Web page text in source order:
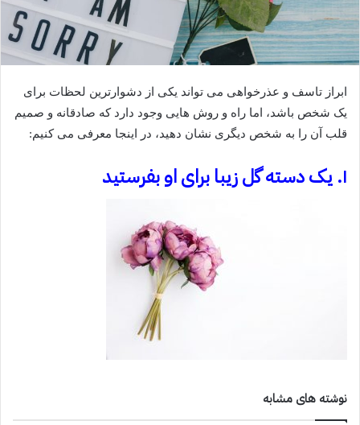
ابراز تاسف و عذرخواهی می تواند یکی از دشوارترین لحظات برای
یک شخص باشد، اما راه و روش هایی وجود دارد که صادقانه و صمیم
قلب آن را به شخص دیگری نشان دهید، در اینجا معرفی می کنیم:
۱. یک دسته گل زیبا برای او بفرستید
نوشته های مشابه